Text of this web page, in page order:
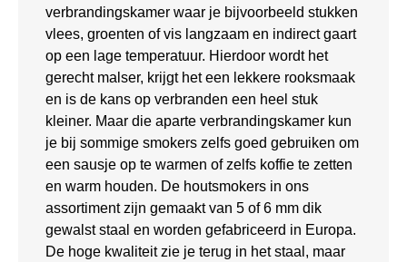
verbrandingskamer waar je bijvoorbeeld stukken
vlees, groenten of vis langzaam en indirect gaart
op een lage temperatuur. Hierdoor wordt het
gerecht malser, krijgt het een lekkere rooksmaak
en is de kans op verbranden een heel stuk
kleiner. Maar die aparte verbrandingskamer kun
je bij sommige smokers zelfs goed gebruiken om
een sausje op te warmen of zelfs koffie te zetten
en warm houden. De houtsmokers in ons
assortiment zijn gemaakt van 5 of 6 mm dik
gewalst staal en worden gefabriceerd in Europa.
De hoge kwaliteit zie je terug in het staal, maar